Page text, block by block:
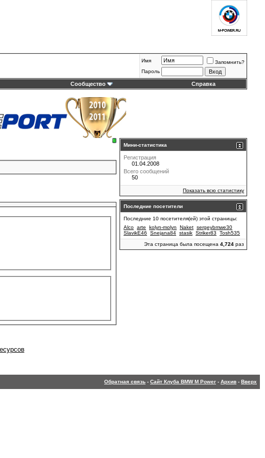
Имя
Запомнить?
Пароль
Сообщество Справка
Мини-статистика
Регистрация
01.04.2008
Всего сообщений
50
Показать всю статистику
Последние посетители
Последние 10 посетителя(ей) этой страницы:
Alco arte kolyn-molyn Naket sergeybmwe30
SlavikE46
Snejana84 stasik Striker83
Tosh535
Эта страница была посещена 4,724 раз
Обратная связь - Сайт Клуба BMW M Power - Архив - Вверх